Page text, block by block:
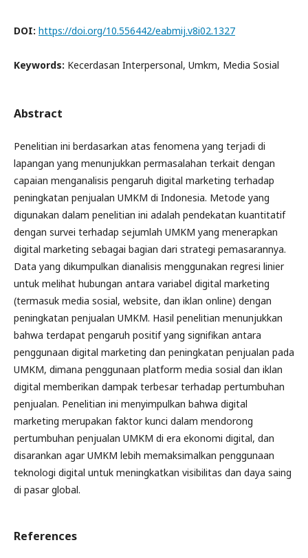
DOI: https://doi.org/10.556442/eabmij.v8i02.1327
Keywords: Kecerdasan Interpersonal, Umkm, Media Sosial
Abstract
Penelitian ini berdasarkan atas fenomena yang terjadi di
lapangan yang menunjukkan permasalahan terkait dengan
capaian menganalisis pengaruh digital marketing terhadap
peningkatan penjualan UMKM di Indonesia. Metode yang
digunakan dalam penelitian ini adalah pendekatan kuantitatif
dengan survei terhadap sejumlah UMKM yang menerapkan
digital marketing sebagai bagian dari strategi pemasarannya.
Data yang dikumpulkan dianalisis menggunakan regresi linier
untuk melihat hubungan antara variabel digital marketing
(termasuk media sosial, website, dan iklan online) dengan
peningkatan penjualan UMKM. Hasil penelitian menunjukkan
bahwa terdapat pengaruh positif yang signifikan antara
penggunaan digital marketing dan peningkatan penjualan pada
UMKM, dimana penggunaan platform media sosial dan iklan
digital memberikan dampak terbesar terhadap pertumbuhan
penjualan. Penelitian ini menyimpulkan bahwa digital
marketing merupakan faktor kunci dalam mendorong
pertumbuhan penjualan UMKM di era ekonomi digital, dan
disarankan agar UMKM lebih memaksimalkan penggunaan
teknologi digital untuk meningkatkan visibilitas dan daya saing
di pasar global.
References